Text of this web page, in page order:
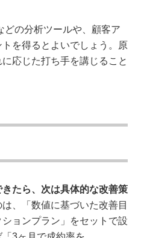
どの分析ツールや、顧客ア
を得るとよいでしょう。原
応じた打ち手を講じること
たら、次は具体的な改善策
、「数値に基づいた改善目
ョンプラン」をセットで設